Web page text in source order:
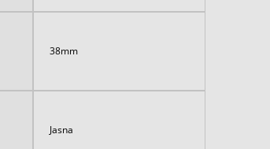
38mm
Jasna